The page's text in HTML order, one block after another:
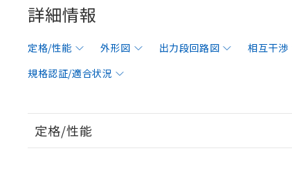
詳細情報
定格/性能 外形図 出力段回路図 相互干渉
規格認証/適合状況
定格/性能